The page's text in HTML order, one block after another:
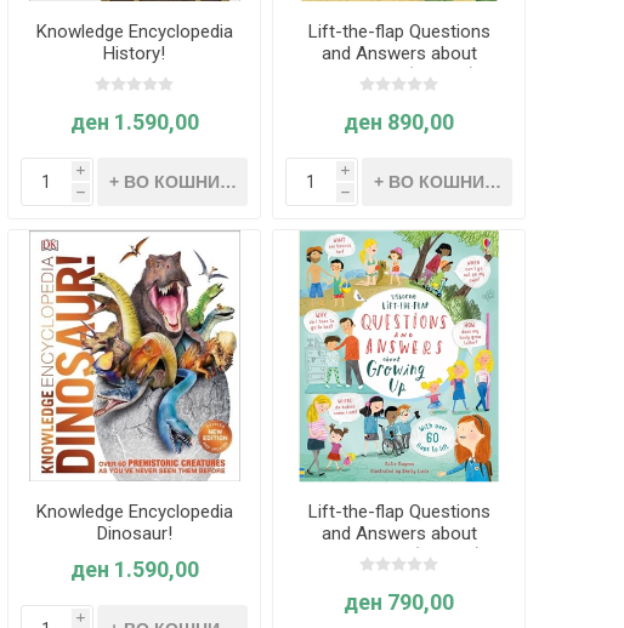
Knowledge Encyclopedia
History!
ден 1.590,00
i
h
Lift-the-flap Questions
and Answers about
Dinosaurs (Age 5+)
ден 890,00
i
h
Knowledge Encyclopedia
Dinosaur!
ден 1.590,00
i
Lift-the-flap Questions
and Answers about
Growing Up (Age 7+)
ден 790,00